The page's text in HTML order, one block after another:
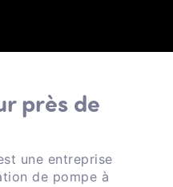
près de
une entreprise
de pompe à